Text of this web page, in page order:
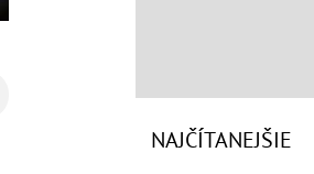
NAJČÍTANEJŠIE